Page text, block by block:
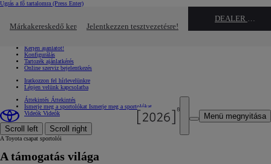
Ugrás a fő tartalomra (Press Enter)
Márkakereskedő kereséseJelentkezzen tesztvezetésre!
DEALER NAME
Gyors linkek Kattintson ide a bezáráshoz
Kérjen ajánlatot!
Konfigurálás
Tartozék ajánlatkérés
Online szerviz bejelentkezés
Iratkozzon fel hírlevelünkre
Lépjen velünk kapcsolatba
Menü megnyitása
Áttekintés Áttekintés
Ismerje meg a sportolókat Ismerje meg a sportolókat
Videók Videók
Scroll left Scroll right
A Toyota csapat sportolói
A támogatás világa